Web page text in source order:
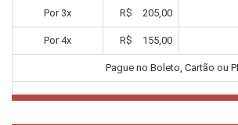
Por 3x R$ 205,00
Por4x R$ 155,00
Pague no Boleto, Cartão ou